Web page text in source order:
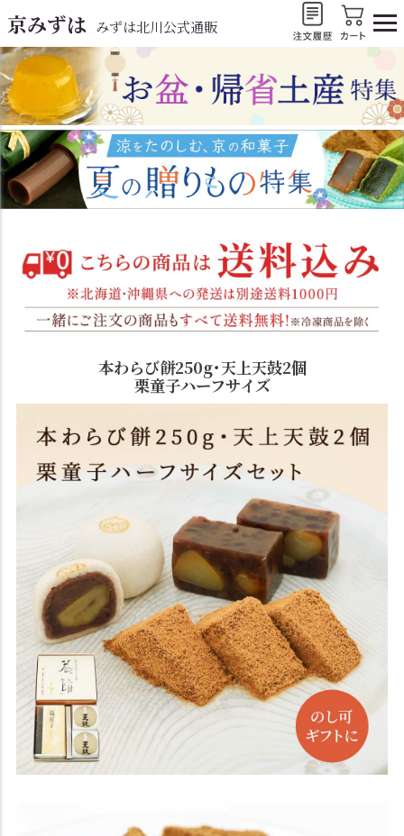
京みずは みずは北川公式通販
本わらび餅250g･天上天鼓2個
栗童子ハーフサイズ